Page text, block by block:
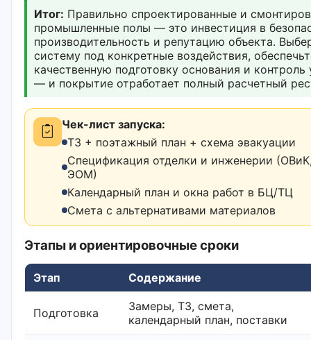
Итог: Правильно спроектированные и
промышленные полы — это инвестиция в
производительность и репутацию объекта.
систему под конкретные воздействия,
качественную подготовку основания и контроль
— и покрытие отработает полный расчетный
Чек-лист запуска:
ТЗ + поэтажный план + схема эвакуации
Спецификация отделки и инженерии
ЭОМ)
Календарный план и окна работ в БЦ/ТЦ
Смета с альтернативами материалов
Этапы и ориентировочные сроки
Этап Содержание
Подготовка
Замеры, ТЗ, смета,
календарный план, поставки